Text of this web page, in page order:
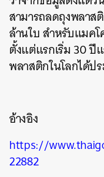
สามารถลดถุงพลาส
ล้านใบสำหรับแมค
ตั้งแต่แรกเริ่ม30ปี
พลาสติกในโลกได้ป
อ้างอิง
https://
22882